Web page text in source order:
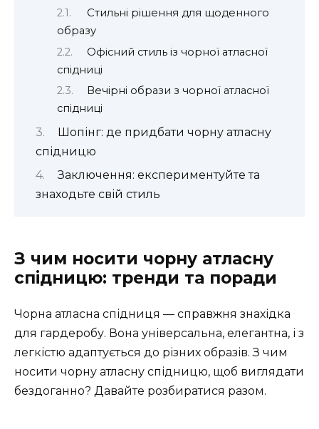
Стильні рішення для щоденного
образу
Офісний стиль із чорної атласної
спідниці
Вечірні образи з чорної атласної
спідниці
Шопінг: де придбати чорну атласну
спідницю
Заключення: експериментуйте та
знаходьте свій стиль
З чим носити чорну атласну
спідницю: тренди та поради
Чорна атласна спідниця — справжня знахідка
для гардеробу. Вона універсальна, елегантна, і з
легкістю адаптується до різних образів. З чим
носити чорну атласну спідницю, щоб виглядати
бездоганно? Давайте розбиратися разом.